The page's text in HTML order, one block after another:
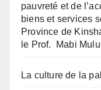
pauvreté et de
biens et services
Province de
le Prof. Mabi
La culture de la